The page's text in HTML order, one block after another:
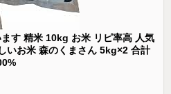
す 精米 10kg お米 リピ率高 人気
いお米 森のくまさん 5kg×2 合計